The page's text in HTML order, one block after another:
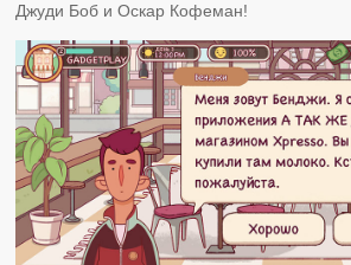
Джуди Боб и Оскар Кофеман!